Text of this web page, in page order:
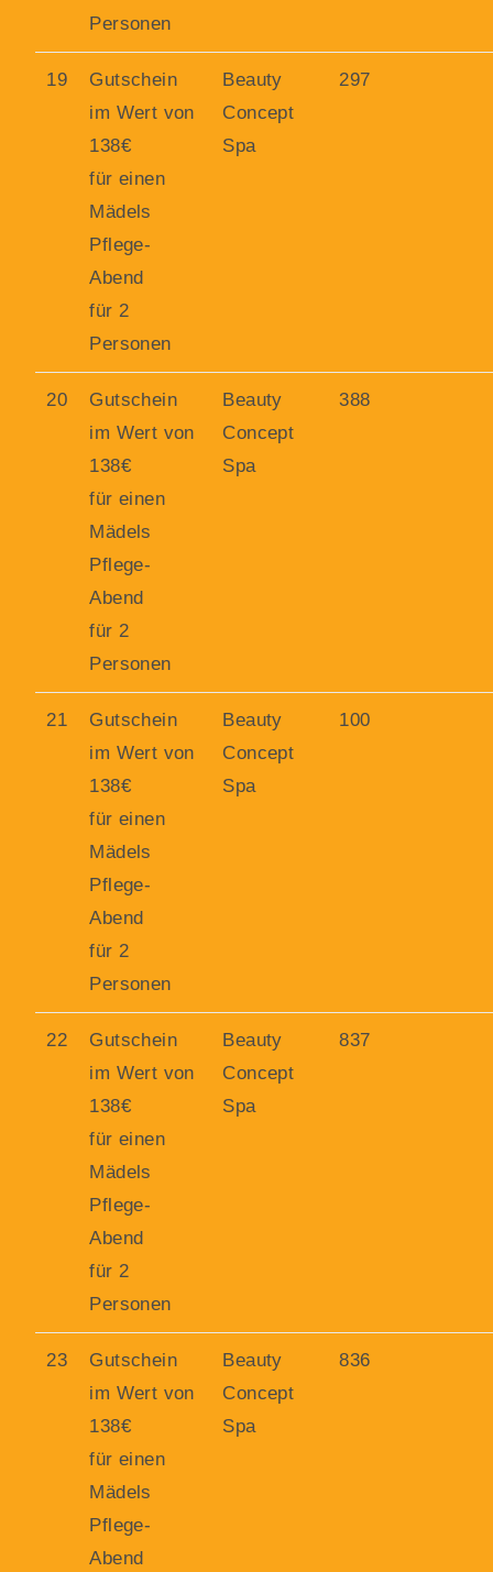
Personen
19
Gutschein
im Wert von
138€
für einen
Mädels
Pflege-
Abend
für 2
Personen
Beauty
Concept
Spa
297
20
Gutschein
im Wert von
138€
für einen
Mädels
Pflege-
Abend
für 2
Personen
Beauty
Concept
Spa
388
21
Gutschein
im Wert von
138€
für einen
Mädels
Pflege-
Abend
für 2
Personen
Beauty
Concept
Spa
100
22
Gutschein
im Wert von
138€
für einen
Mädels
Pflege-
Abend
für 2
Personen
Beauty
Concept
Spa
837
23
Gutschein
im Wert von
138€
für einen
Mädels
Pflege-
Abend
Beauty
Concept
Spa
836